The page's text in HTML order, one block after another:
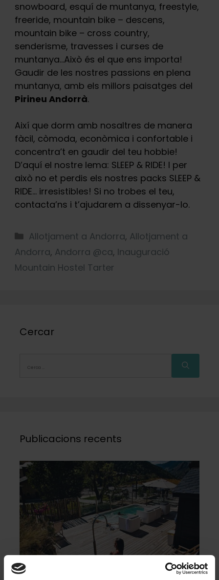
snowboard, esquí de muntanya, freestyle,
freeride, mountain bike – descens,
mountain bike – cross country,
senderisme, travesses i curses de
muntanya…Això és el que ens importa!
Gaudir de les nostres passions en plena
muntanya, amb els millors paisatges del
Pirineu Andorrà.
Així que dorm amb nosaltres de manera
fàcil, còmoda, econòmica i confortable i
concentra’t en gaudir del teu hobbie!
D’aquí el nostre lema: SLEEP & RIDE! I per
això no et perdis els nostres packs SLEEP &
RIDE… irresistibles! Si no trobes el teu,
contacta’ns i t’ajudarem a dissenyar-lo.
Categories
Allotjament a Andorra, Allotjament a
Andorra, Andorra @ca, Inauguració
Mountain Hostel Tarter
Cercar
Publicacions recents